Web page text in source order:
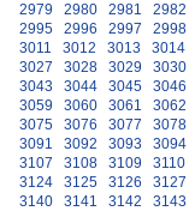
2979
2980 2981 2982
2995
2996 2997 2998
3011
3012 3013 3014
3027
3028 3029 3030
3043
3044 3045 3046
3059
3060 3061 3062
3075
3076 3077 3078
3091
3092 3093 3094
3107
3108 3109 3110
3124
3125 3126 3127
3140
3141 3142 3143